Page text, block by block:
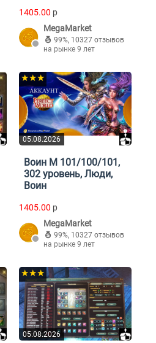
1405.00 p
MegaMarket
99%, 10327 отзывов
на рынке 9 лет
05.08.2026
★★★
Воин М 101/100/101,
302 уровень, Люди,
Воин
1405.00 p
MegaMarket
99%, 10327 отзывов
на рынке 9 лет
05.08.2026
★★★